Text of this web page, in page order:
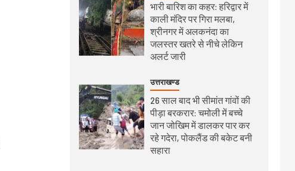
भारी बारिश का कहर: हरिद्वार में
काली मंदिर पर गिरा मलबा,
श्रीनगर में अलकनंदा का
जलस्तर खतरे से नीचे लेकिन
अलर्ट जारी
उत्तराखण्ड
26 साल बाद भी सीमांत गांवों की
पीड़ा बरकरार: चमोली में बच्चे
जान जोखिम में डालकर पार कर
रहे गदेरा, पोकलैंड की बकेट बनी
सहारा